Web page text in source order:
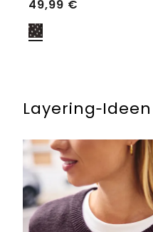
49,99 €
Layering‑Ideen